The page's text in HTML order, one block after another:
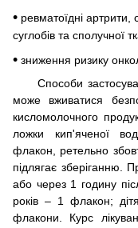
• ревматоїдні
суглобів та сполучної
• зниження ризику
Способи
може вживатися
кисломолочного
ложки кип'яченої
флакон, ретельно
підлягає зберіганню.
або через 1 годину
років – 1 флакон;
флакони. Курс